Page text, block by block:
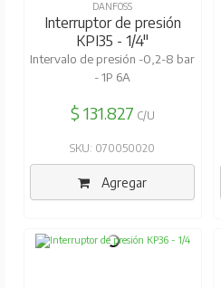
DANFOSS
Interruptor de presión
KPI35 - 1/4"
Intervalo de presión -0,2-8 bar
- 1P 6A
$ 131.827 C/U
SKU: 070050020
Agregar